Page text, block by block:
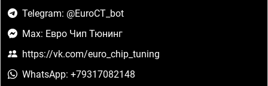
Telegram: @EuroCT_bot
Max: Евро Чип Тюнинг
https://vk.com/euro_chip_tuning
WhatsApp: +79317082148